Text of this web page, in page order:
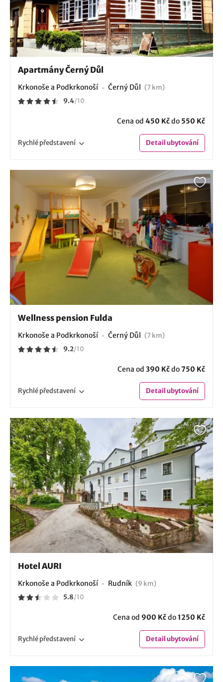
Apartmány Černý Důl
Krkonoše a Podkrkonoší Černý Důl
(7 km)
9.4/10
Cena od 450 Kčdo 550 Kč
Rychlépředstavení Detailubytování
Wellness pension Fulda
Krkonoše a Podkrkonoší Černý Důl
(7 km)
9.2/10
Cena od 390 Kčdo750 Kč
Rychlépředstavení Detailubytování
Hotel AURI
Krkonoše a Podkrkonoší Rudník (9 km)
5.8/10
Cena od 900 Kčdo1250 Kč
Rychlépředstavení Detailubytování